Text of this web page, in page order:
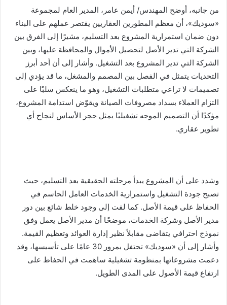
من جانبه، أوضح المهندس/ أيمن عامر، المدير العام لمجموعة
«سوديك»، أن معظم المطورين العقاريين يقتصر عملهم على البناء
دون ضمان استمرارية المشروع بعد التسليم، مشيرًا إلى الفرق بين
الشركة التي تدير الأصل لتحصيل الأموال والمحافظة عليها، وبين
الشركة التي تدير المشروع بعد التشغيل. وأشار إلى أن أحد أبرز
التحديات يتمثل في الفصل بين المصمم والمشغل، ما قد يؤدي إلى
تصميمات لا تراعي متطلبات التشغيل، وهو ما ينعكس سلبًا على
التزام العملاء بسداد مصروفات الصيانة ويقوّض استدامة المشروع،
مؤكدًا أن التصميم الموجه تشغيليًا يمثل حجر الأساس لنجاح أي
تطوير عقاري.
وشدد على أن المشروع يبدأ مرحلته الحقيقية بعد التسليم، حيث
تصبح جودة التشغيل واستمرارية الخدمات العامل الحاسم في
الحفاظ على قيمة الأصل. كما لفت إلى وجود خلط شائع بين دور
مدير الأصل وشركة الخدمات، موضحًا أن مدير الأصل يعمل وفق
نموذج احترافي يتقاضى مقابلاً نظير إدارة العوائد وتعظيم القيمة.
وأشار إلى أن «سوديك» تحتفل بمرور 30 عامًا على تأسيسها، وقد
دعمت مشروعاتها بمنظومة تشغيلية ساهمت في الحفاظ على
ارتفاع قيمة الأصول على المدى الطويل.